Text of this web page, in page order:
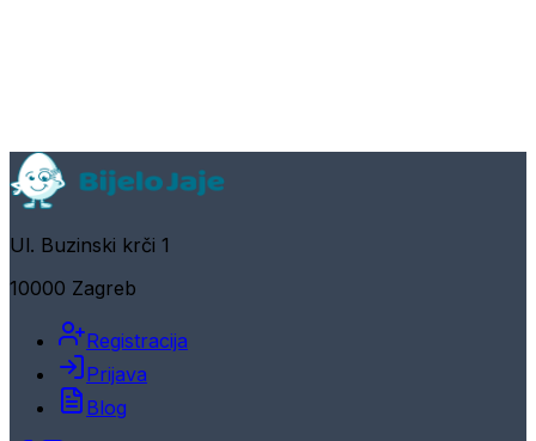
Ul. Buzinski krči 1
10000 Zagreb
Registracija
Prijava
Blog